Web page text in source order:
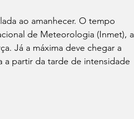
ao amanhecer. O tempo
de Meteorologia (Inmet), a
Já a máxima deve chegar a
a partir da tarde de intensidade